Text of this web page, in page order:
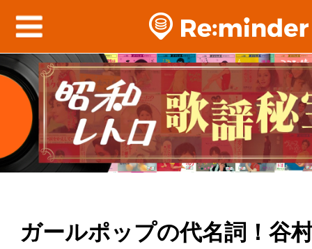
ガールポップの代名詞！谷